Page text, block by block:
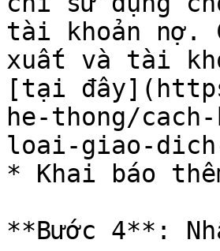
tài khoản nợ.
xuất và tài
[tại
he-thong/
loai-giao-
* Khai báo
**Bước 4**: